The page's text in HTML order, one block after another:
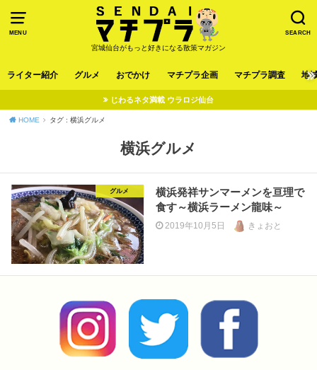
MENU SEARCH
宮城仙台がもっと好きになる散策マガジン
ライター紹介 グルメ おでかけ マチプラ企画 マチプラ調査 地
じわるネタ満載 ウラロジ仙台
HOME タグ : 横浜グルメ
横浜グルメ
グルメ
横浜発祥サンマーメンを亘理で
食す～横浜ラーメン龍味～
2019年10月5日 きょおと